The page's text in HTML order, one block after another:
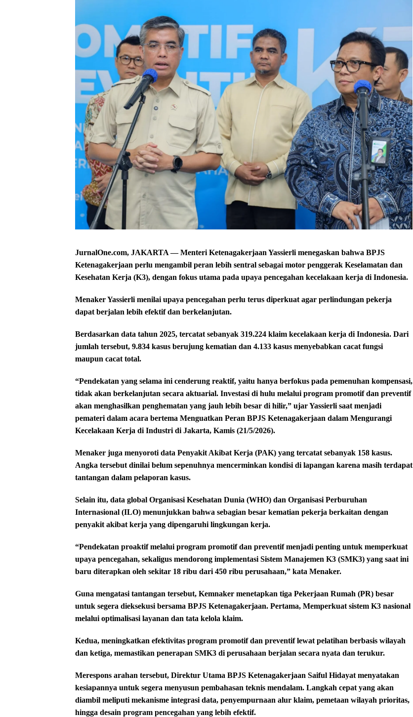
JurnalOne.com, JAKARTA — Menteri Ketenagakerjaan Yassierli menegaskan bahwa BPJS
Ketenagakerjaan perlu mengambil peran lebih sentral sebagai motor penggerak Keselamatan dan
Kesehatan Kerja (K3), dengan fokus utama pada upaya pencegahan kecelakaan kerja di Indonesia.
Menaker Yassierli menilai upaya pencegahan perlu terus diperkuat agar perlindungan pekerja
dapat berjalan lebih efektif dan berkelanjutan.
Berdasarkan data tahun 2025, tercatat sebanyak 319.224 klaim kecelakaan kerja di Indonesia. Dari
jumlah tersebut, 9.834 kasus berujung kematian dan 4.133 kasus menyebabkan cacat fungsi
maupun cacat total.
“Pendekatan yang selama ini cenderung reaktif, yaitu hanya berfokus pada pemenuhan kompensasi,
tidak akan berkelanjutan secara aktuarial. Investasi di hulu melalui program promotif dan preventif
akan menghasilkan penghematan yang jauh lebih besar di hilir,” ujar Yassierli saat menjadi
pemateri dalam acara bertema Menguatkan Peran BPJS Ketenagakerjaan dalam Mengurangi
Kecelakaan Kerja di Industri di Jakarta, Kamis (21/5/2026).
Menaker juga menyoroti data Penyakit Akibat Kerja (PAK) yang tercatat sebanyak 158 kasus.
Angka tersebut dinilai belum sepenuhnya mencerminkan kondisi di lapangan karena masih terdapat
tantangan dalam pelaporan kasus.
Selain itu, data global Organisasi Kesehatan Dunia (WHO) dan Organisasi Perburuhan
Internasional (ILO) menunjukkan bahwa sebagian besar kematian pekerja berkaitan dengan
penyakit akibat kerja yang dipengaruhi lingkungan kerja.
“Pendekatan proaktif melalui program promotif dan preventif menjadi penting untuk memperkuat
upaya pencegahan, sekaligus mendorong implementasi Sistem Manajemen K3 (SMK3) yang saat ini
baru diterapkan oleh sekitar 18 ribu dari 450 ribu perusahaan,” kata Menaker.
Guna mengatasi tantangan tersebut, Kemnaker menetapkan tiga Pekerjaan Rumah (PR) besar
untuk segera dieksekusi bersama BPJS Ketenagakerjaan. Pertama, Memperkuat sistem K3 nasional
melalui optimalisasi layanan dan tata kelola klaim.
Kedua, meningkatkan efektivitas program promotif dan preventif lewat pelatihan berbasis wilayah
dan ketiga, memastikan penerapan SMK3 di perusahaan berjalan secara nyata dan terukur.
Merespons arahan tersebut, Direktur Utama BPJS Ketenagakerjaan Saiful Hidayat menyatakan
kesiapannya untuk segera menyusun pembahasan teknis mendalam. Langkah cepat yang akan
diambil meliputi mekanisme integrasi data, penyempurnaan alur klaim, pemetaan wilayah prioritas,
hingga desain program pencegahan yang lebih efektif.